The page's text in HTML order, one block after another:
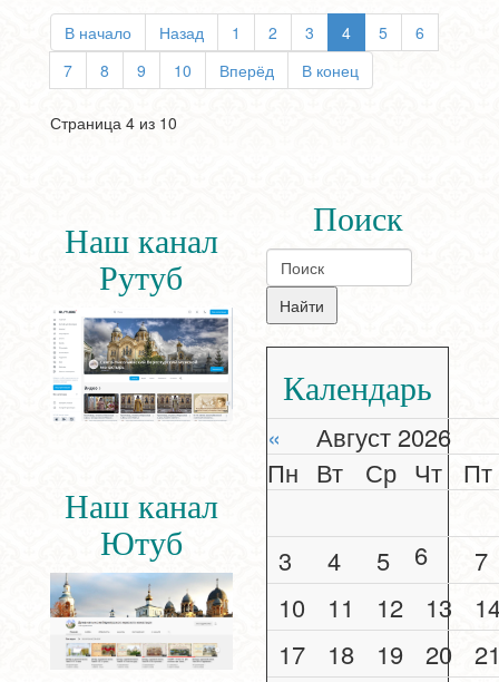
В начало Назад 1 2 3 4 5
6
7
8 9 10 Вперёд В конец
Страница 4 из 10
Наш канал
Рутуб
Наш канал
Ютуб
Поиск
Календарь
«
Август 2026
Пн Вт Ср Чт Пт
3 4 5 6
7
10
11 12 13
17
18 19 20